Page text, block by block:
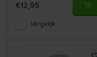
€12,95
Vergelijk